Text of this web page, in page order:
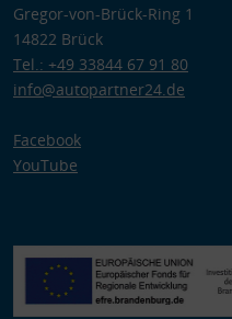
Gregor-von-Brück-Ring 1
14822 Brück
Tel.: +49 33844 67 91 80
info@autopartner24.de
Facebook
YouTube